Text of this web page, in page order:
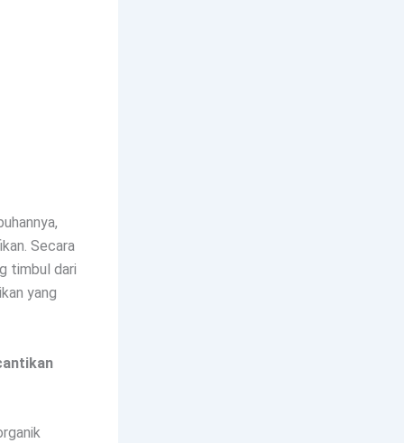
Secara
timbul dari
yang